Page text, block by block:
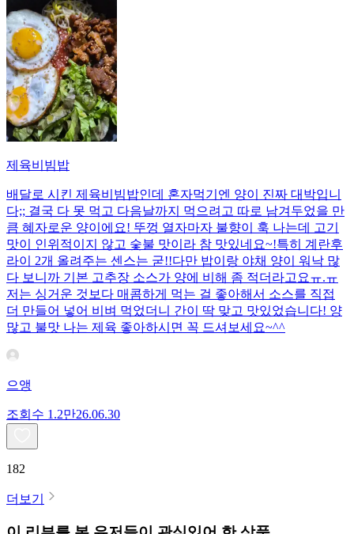
제육비빔밥
배달로 시킨 제육비빔밥인데 혼자먹기엔 양이 진짜 대박입니
다;; 결국 다 못 먹고 다음날까지 먹으려고 따로 남겨두었을 만
큼 혜자로운 양이에요! 뚜껑 열자마자 불향이 훅 나는데 고기
맛이 인위적이지 않고 숯불 맛이라 참 맛있네요~!특히 계란후
라이 2개 올려주는 센스는 굳!! ​다만 밥이랑 야채 양이 워낙 많
다 보니까 기본 고추장 소스가 양에 비해 좀 적더라고요ㅠ.ㅠ
저는 싱거운 것보다 매콤하게 먹는 걸 좋아해서 소스를 직접
더 만들어 넣어 비벼 먹었더니 간이 딱 맞고 맛있었습니다! 양
많고 불맛 나는 제육 좋아하시면 꼭 드셔보세요~^^
으앵
조회수 1.2만26.06.30
182
더보기